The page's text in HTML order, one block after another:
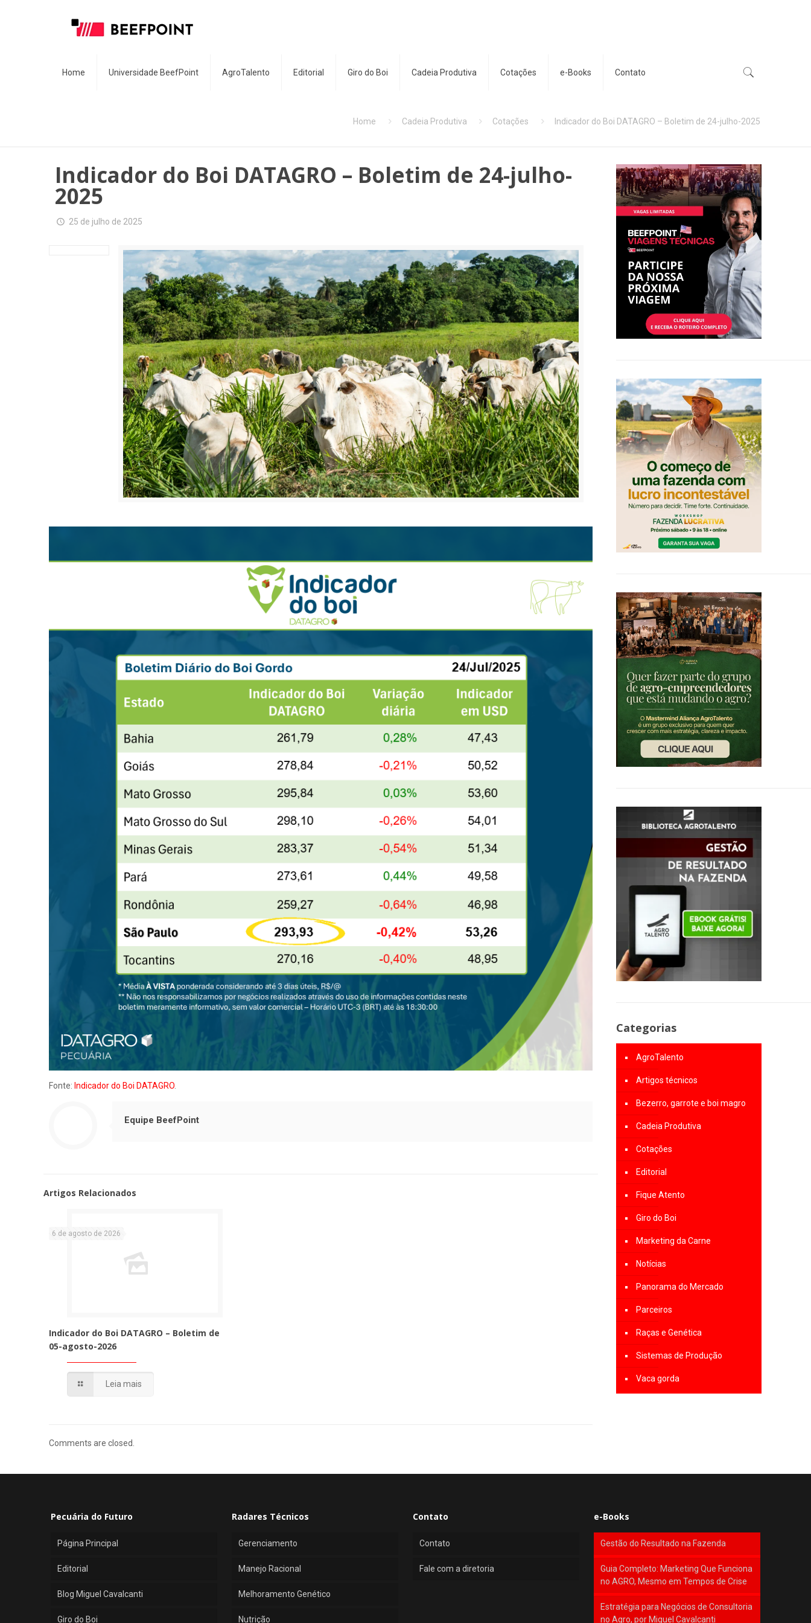
Home Universidade BeefPoint AgroTalento Editorial Giro do Boi Cadeia Produtiva Cotações e-Books Contato
Home Cadeia Produtiva Cotações Indicador do Boi DATAGRO – Boletim de 24-julho-2025
Indicador do Boi DATAGRO – Boletim de 24-julho-
2025
25 de julho de 2025
Fonte: Indicador do Boi DATAGRO
Equipe BeefPoint
Artigos Relacionados
6 de agosto de 2026
Indicador do Boi DATAGRO – Boletim de
05-agosto-2026
Leia mais
Comments are closed.
Categorias
AgroTalento
Artigos técnicos
Bezerro, garrote e boi magro
Cadeia Produtiva
Cotações
Editorial
Fique Atento
Giro do Boi
Marketing da Carne
Notícias
Panorama do Mercado
Parceiros
Raças e Genética
Sistemas de Produção
Vaca gorda
Pecuária do Futuro
Página Principal
Editorial
Blog Miguel Cavalcanti
Giro do Boi
Radares Técnicos
Gerenciamento
Manejo Racional
Melhoramento Genético
Nutrição
Contato
Contato
Fale com a diretoria
e-Books
Gestão do Resultado na Fazenda
Guia Completo: Marketing Que Funciona
no AGRO, Mesmo em Tempos de Crise
Estratégia para Negócios de Consultoria
no Agro, por Miguel Cavalcanti